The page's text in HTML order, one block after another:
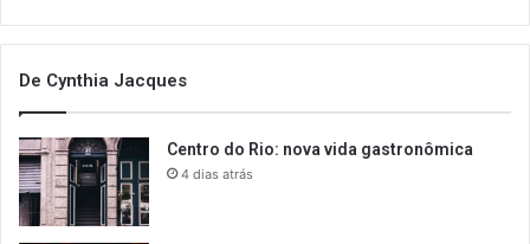
De Cynthia Jacques
Centro do Rio: nova vida gastronômica
4 dias atrás